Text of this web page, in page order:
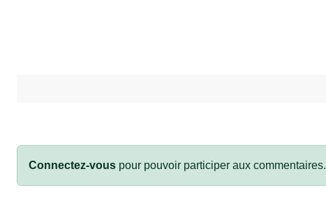
Connectez-vous pour pouvoir participer aux commentaires.